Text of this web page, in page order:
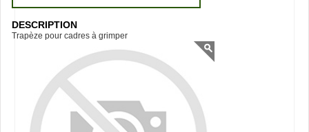
DESCRIPTION
Trapèze pour cadres à grimper